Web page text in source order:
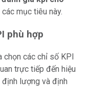
mục tiêu này.
phù hợp
chọn các chỉ số KPI
trực tiếp đến hiệu
định lượng và định